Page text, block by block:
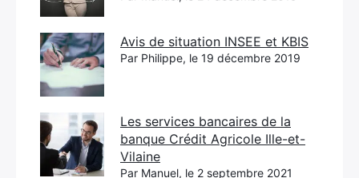
Avis de situation INSEE et KBIS
Par Philippe, le 19 décembre 2019
Les services bancaires de la
banque Crédit Agricole Ille-et-
Vilaine
Par Manuel, le 2 septembre 2021